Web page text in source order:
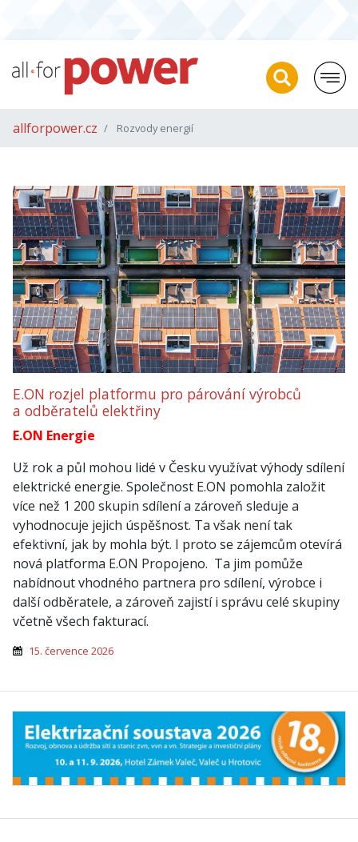
allforpower.cz Rozvody energií
E.ON rozjel platformu pro párování výrobců
a odběratelů elektřiny
E.ON Energie
Už rok a půl mohou lidé v Česku využívat výhody sdílení
elektrické energie. Společnost E.ON pomohla založit
více než 1 200 skupin sdílení a zároveň sleduje a
vyhodnocuje jejich úspěšnost. Ta však není tak
efektivní, jak by mohla být. I proto se zájemcům otevírá
nová platforma E.ON Propojeno. Ta jim pomůže
nabídnout vhodného partnera pro sdílení, výrobce i
další odběratele, a zároveň zajistí i správu celé skupiny
včetně všech fakturací.
15. července 2026